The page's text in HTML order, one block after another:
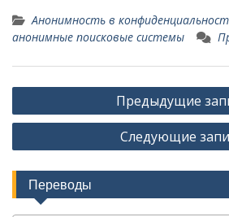
Анонимность в
анонимные поисковые системы
Навигация
по
Предыдущие
Следующие
Переводы